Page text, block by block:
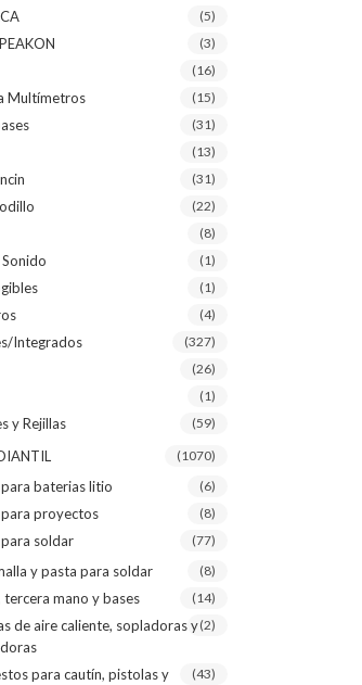
(5)
(3)
(16)
Multímetros (15)
(31)
(13)
(31)
(22)
(8)
(1)
(1)
(4)
Integrados (327)
(26)
(1)
y Rejillas (59)
(1070)
baterias litio (6)
proyectos (8)
soldar (77)
y pasta para soldar (8)
tercera mano y bases (14)
de aire caliente, sopladoras y(2)
para cautín, pistolas y
(43)